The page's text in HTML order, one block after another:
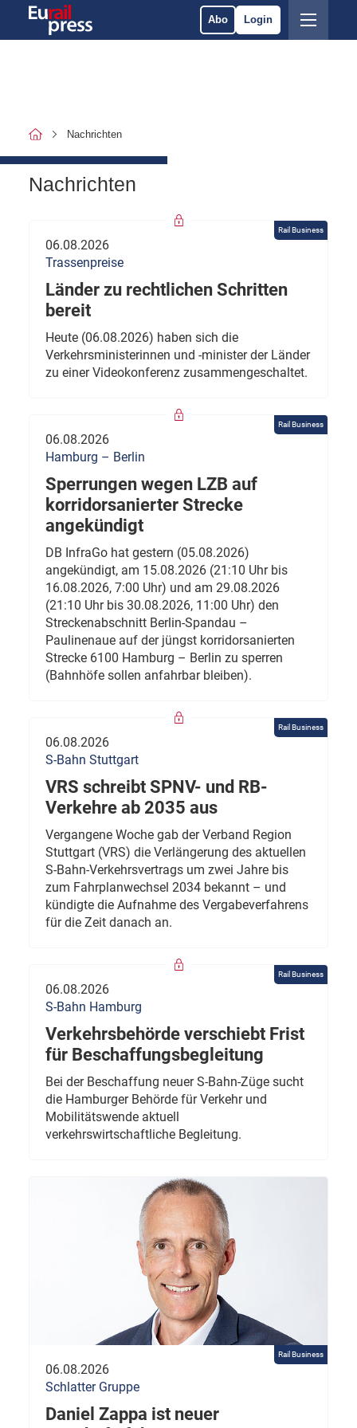
Abo Login
Nachrichten
Nachrichten
Rail Business
06.08.2026
Trassenpreise
Länder zu rechtlichen Schritten
bereit
Heute (06.08.2026) haben sich die
Verkehrsministerinnen und -minister der Länder
zu einer Videokonferenz zusammengeschaltet.
Rail Business
06.08.2026
Hamburg – Berlin
Sperrungen wegen LZB auf
korridorsanierter Strecke
angekündigt
DB InfraGo hat gestern (05.08.2026)
angekündigt, am 15.08.2026 (21:10 Uhr bis
16.08.2026, 7:00 Uhr) und am 29.08.2026
(21:10 Uhr bis 30.08.2026, 11:00 Uhr) den
Streckenabschnitt Berlin-Spandau –
Paulinenaue auf der jüngst korridorsanierten
Strecke 6100 Hamburg – Berlin zu sperren
(Bahnhöfe sollen anfahrbar bleiben).
Rail Business
06.08.2026
S-Bahn Stuttgart
VRS schreibt SPNV- und RB-
Verkehre ab 2035 aus
Vergangene Woche gab der Verband Region
Stuttgart (VRS) die Verlängerung des aktuellen
S-Bahn-Verkehrsvertrags um zwei Jahre bis
zum Fahrplanwechsel 2034 bekannt – und
kündigte die Aufnahme des Vergabeverfahrens
für die Zeit danach an.
Rail Business
06.08.2026
S-Bahn Hamburg
Verkehrsbehörde verschiebt Frist
für Beschaffungsbegleitung
Bei der Beschaffung neuer S-Bahn-Züge sucht
die Hamburger Behörde für Verkehr und
Mobilitätswende aktuell
verkehrswirtschaftliche Begleitung.
Rail Business
06.08.2026
Schlatter Gruppe
Daniel Zappa ist neuer